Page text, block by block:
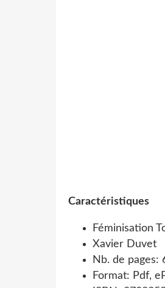
Caractéristiques
Féminisation
Xavier Duvet
Nb. de pages:
Format: Pdf,